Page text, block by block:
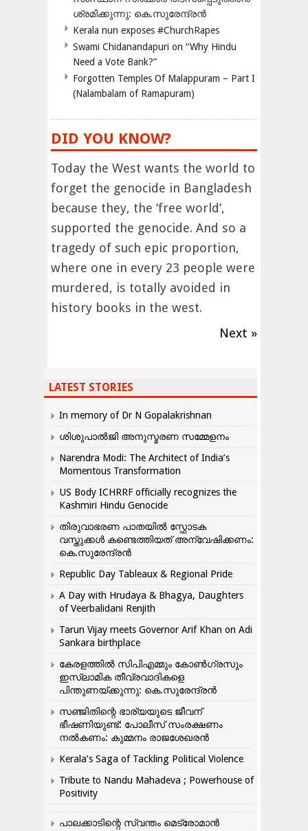
ശ്രമിക്കുന്നു: കെ.സുരേന്ദ്രൻ
Kerala nun exposes #ChurchRapes
Swami Chidanandapuri on “Why Hindu
Need a Vote Bank?”
Forgotten Temples Of Malappuram – Part I
(Nalambalam of Ramapuram)
DID YOU KNOW?
Today the West wants the world to
forget the genocide in Bangladesh
because they, the ‘free world’,
supported the genocide. And so a
tragedy of such epic proportion,
where one in every 23 people were
murdered, is totally avoided in
history books in the west.
Next »
LATEST STORIES
In memory of Dr N Gopalakrishnan
ശിശുപാൽജി അനുസ്മരണ സമ്മേളനം
Narendra Modi: The Architect of India’s
Momentous Transformation
US Body ICHRRF officially recognizes the
Kashmiri Hindu Genocide
തിരുവാഭരണ പാതയിൽ സ്ഫോടക
വസ്തുക്കൾ കണ്ടെത്തിയത് അന്വേഷിക്കണം:
കെ.സുരേന്ദ്രൻ
Republic Day Tableaux & Regional Pride
A Day with Hrudaya & Bhagya, Daughters
of Veerbalidani Renjith
Tarun Vijay meets Governor Arif Khan on Adi
Sankara birthplace
കേരളത്തിൽ സിപിഎമ്മും കോൺ​ഗ്രസും
ഇസ്ലാമിക തീവ്രവാദികളെ
പിന്തുണയ്ക്കുന്നു: കെ.സുരേന്ദ്രൻ
സഞ്ജിതിന്റെ ഭാര്യയുടെ ജീവന്
ഭീഷണിയുണ്ട്: പോലീസ് സംരക്ഷണം
നൽകണം: കുമ്മനം രാജശേഖരൻ
Kerala’s Saga of Tackling Political Violence
Tribute to Nandu Mahadeva ; Powerhouse of
Positivity
പാലക്കാടിന്റെ സ്വന്തം മെട്രോമാൻ